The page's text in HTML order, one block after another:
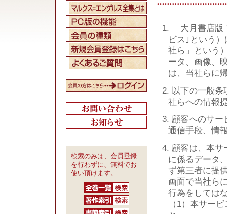
検索のみは、会員登録
を行わずに、無料でお
使い頂けます。
1. 「大月書店版
ビス｣という
社ら」という
ータ、画像、
は、当社らに
2. 以下の一般条
社らへの情報
3. 顧客へのサー
通信手段、情
4. 顧客は、本サ
に係るデータ
ず第三者に提
画面で当社ら
行為をしては
（1）本サー